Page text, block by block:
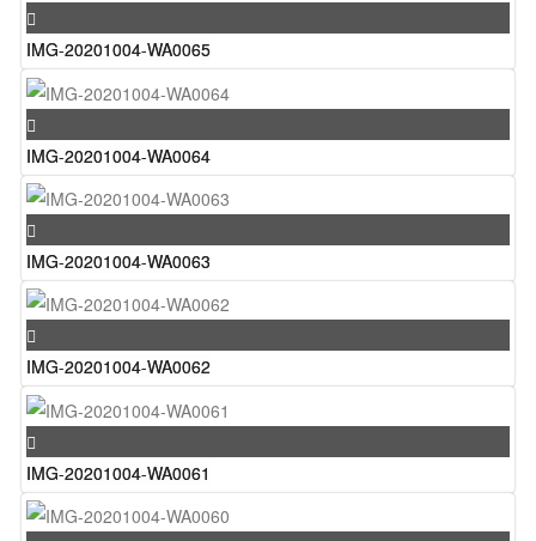
IMG-20201004-WA0065
IMG-20201004-WA0064
IMG-20201004-WA0063
IMG-20201004-WA0062
IMG-20201004-WA0061